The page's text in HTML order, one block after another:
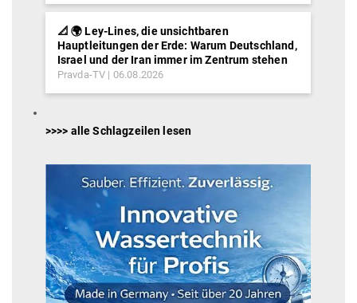
📐 🌍 Ley-Lines, die unsichtbaren
Hauptleitungen der Erde: Warum Deutschland,
Israel und der Iran immer im Zentrum stehen
Pravda-TV 06.08.2026
>>>> alle Schlagzeilen lesen